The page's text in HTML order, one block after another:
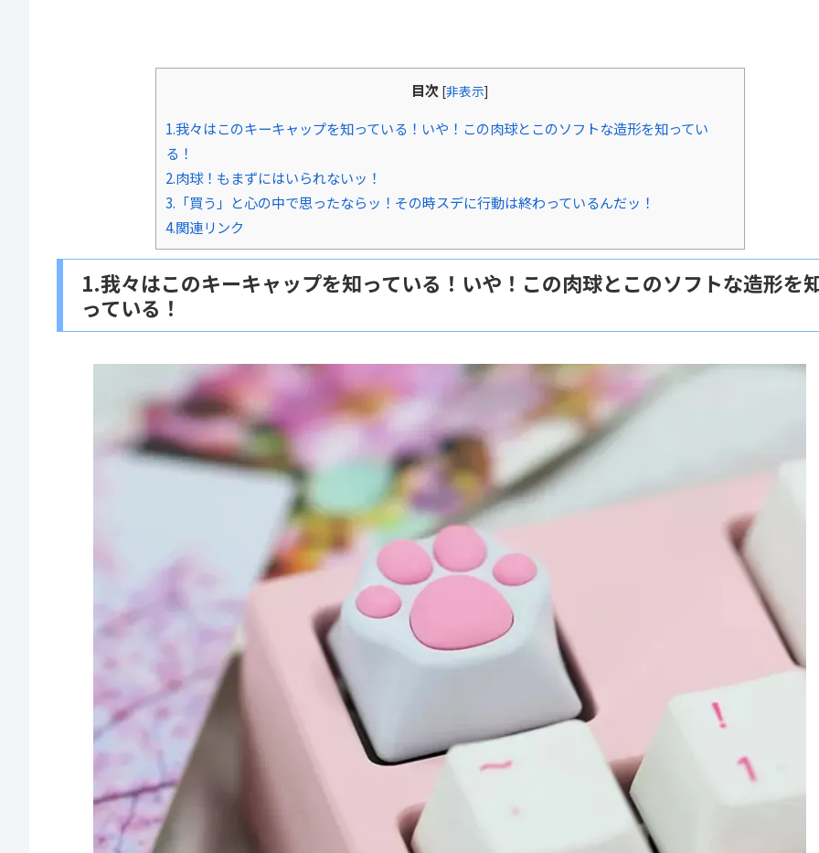
目次 [非表示]
1.我々はこのキーキャップを知っている！いや！この肉球とこのソフトな造形を知ってい
る！
2.肉球！もまずにはいられないッ！
3.「買う」と心の中で思ったならッ！その時スデに行動は終わっているんだッ！
4.関連リンク
1.我々はこのキーキャップを知っている！いや！この肉球とこのソフトな造形を
っている！